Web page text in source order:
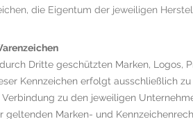
die Eigentum der jeweiligen
Dritte geschützten Marken, Logos,
Kennzeichen erfolgt ausschließlich
zu den jeweiligen
Marken- und